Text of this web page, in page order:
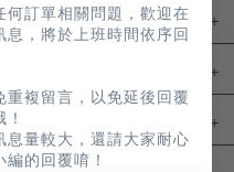
何訂單相關問題，歡迎在
息，將於上班時間依序回
重複留言，以免延後回覆
息量較大，還請大家耐心
編的回覆唷！